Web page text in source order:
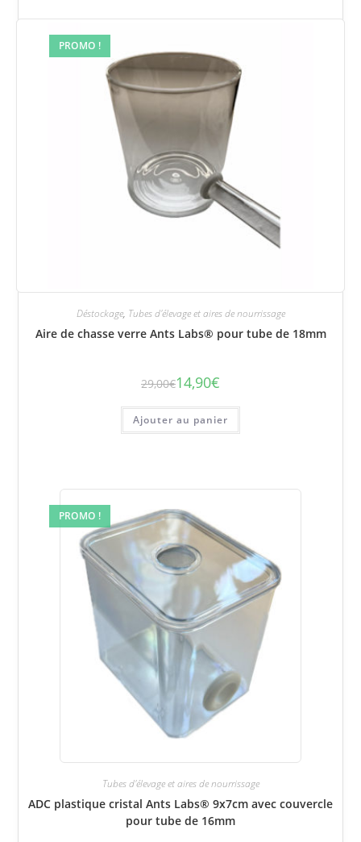
PROMO !
Déstockage, Tubes d'élevage et aires de nourrissage
Aire de chasse verre Ants Labs® pour tube de 18mm
29,00€ Le
initial
était :
29,00€.
14,90€
Le
actuel
est :
14,90€.
Ajouter au panier
PROMO !
Tubes d'élevage et aires de nourrissage
ADC plastique cristal Ants Labs® 9x7cm avec couvercle
pour tube de 16mm